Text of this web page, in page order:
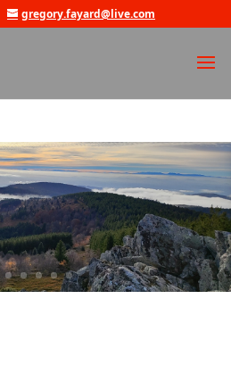
gregory.fayard@live.com